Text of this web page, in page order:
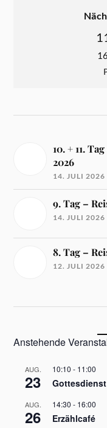
10. + 11.
2026
14. JULI 2026
9. Tag –
14. JULI 2026
8. Tag –
12. JULI 2026
Anstehende
AUG.
23
10:10 - 11:00
AUG.
26
14:30 - 16:00
Erzählcafé